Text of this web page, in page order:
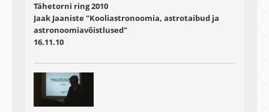
Tähetorni ring 2010
Jaak Jaaniste "Kooliastronoomia, astrotaibud ja
astronoomiavõistlused"
16.11.10